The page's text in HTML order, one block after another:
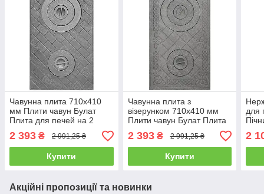
Чавунна плита 710х410
мм Плити чавун Булат
Плита для печей на 2
конфорки ПД-3 Пічне
литво
2 393 ₴ 2 991,25 ₴
Купити
Чавунна плита з
візерунком 710х410 мм
Плити чавун Булат Плита
для печей на 2 конфорки
ПД-3 Пічне литво
2 393₴ 2 991,25 ₴
Купити
для
2
Акційні пропозиції та новинки